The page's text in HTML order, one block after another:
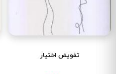
تفویض اختیار